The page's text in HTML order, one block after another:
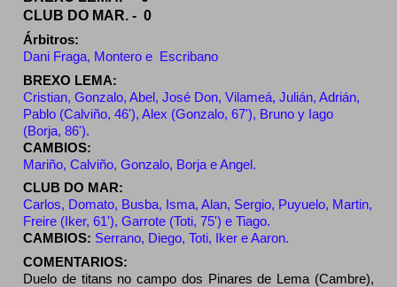
CLUB DO MAR. -  0
Árbitros:
Dani Fraga, Montero e  Escribano
BREXO LEMA:
Cristian, Gonzalo, Abel, José Don, Vilameá, Julián, Adrián,
Pablo (Calviño, 46'), Alex (Gonzalo, 67'), Bruno y Iago
(Borja, 86').
CAMBIOS:
Mariño, Calviño, Gonzalo, Borja e Angel.
CLUB DO MAR:
Carlos, Domato, Busba, Isma, Alan, Sergio, Puyuelo, Martin,
Freire (Iker, 61'), Garrote (Toti, 75') e Tiago.
CAMBIOS: Serrano, Diego, Toti, Iker e Aaron.
COMENTARIOS:
Duelo de titans no campo dos Pinares de Lema (Cambre),